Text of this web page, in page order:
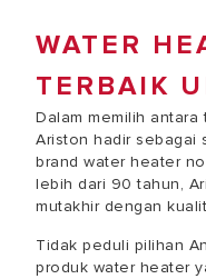
WATER
TERBAIK
Dalam memilih
Ariston hadir sebagai
brand water heater
lebih dari 90 tahun,
mutakhir dengan
Tidak peduli pilihan
produk water heater